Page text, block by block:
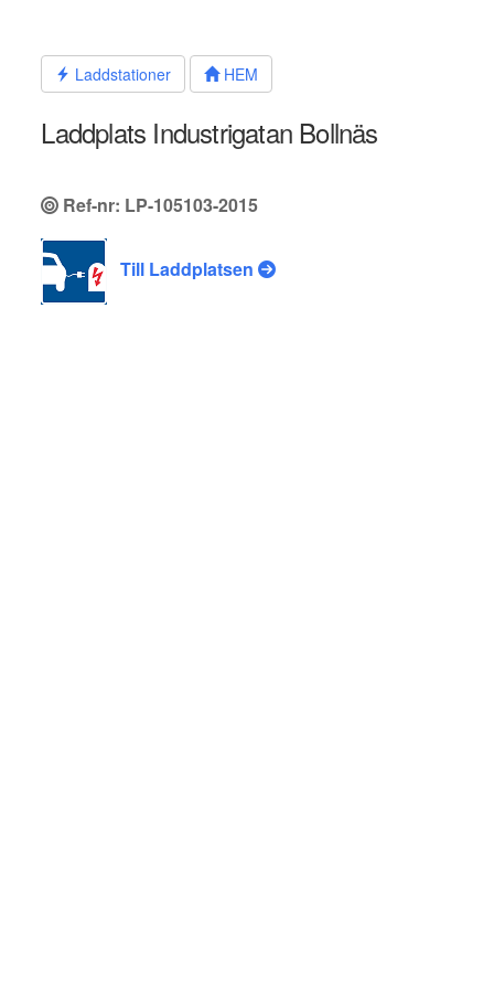
innehållet Laddstationer HEM
Laddplats Industrigatan Bollnäs
Ref-nr: LP-105103-2015
Till Laddplatsen